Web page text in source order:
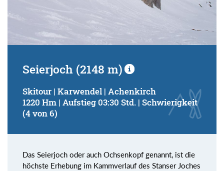
Seierjoch (2148 m)
Skitour | Karwendel | Achenkirch
1220 Hm | Aufstieg 03:30 Std. | Schwierigkeit
(4 von 6)
Das Seierjoch oder auch Ochsenkopf genannt, ist die
höchste Erhebung im Kammverlauf des Stanser Joches